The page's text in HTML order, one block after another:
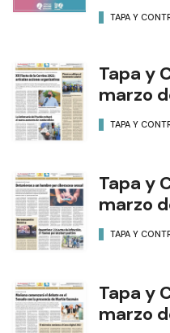
TAPA Y
Tapa y
marzo
TAPA Y
Tapa y
marzo
TAPA Y
Tapa y
marzo